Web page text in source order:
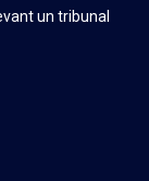
un tribunal